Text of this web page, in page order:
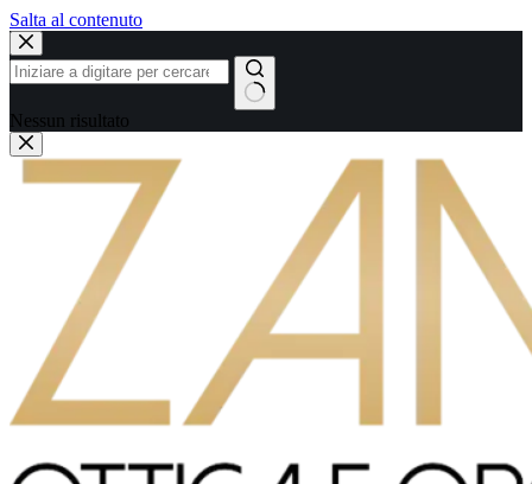
Salta al contenuto
Nessun risultato